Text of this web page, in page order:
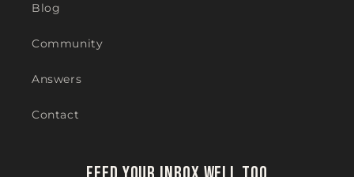
Blog
Community
Answers
Contact